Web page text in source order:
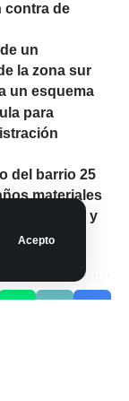
Acepto
contra de
un
la zona sur
un esquema
para
del barrio 25
materiales
en Olta y